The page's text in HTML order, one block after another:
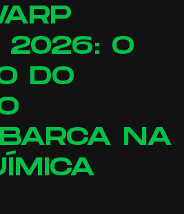
2026: O
DO
NA